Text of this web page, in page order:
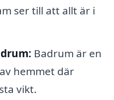
ser till att allt är i
Badrum är en
hemmet där
vikt.